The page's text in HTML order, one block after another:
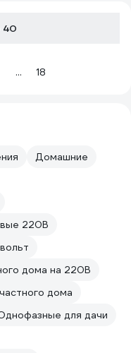
40
... 18
Домашние
220В
дома на 220В
дома
для дачи